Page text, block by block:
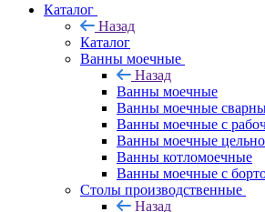
Каталог
Назад
Каталог
Ванны моечные
Назад
Ванны моечные
Ванны моечные
Ванны моечные с
Ванны моечные
Ванны котломоечные
Ванны моечные с
Столы производственные
Назад